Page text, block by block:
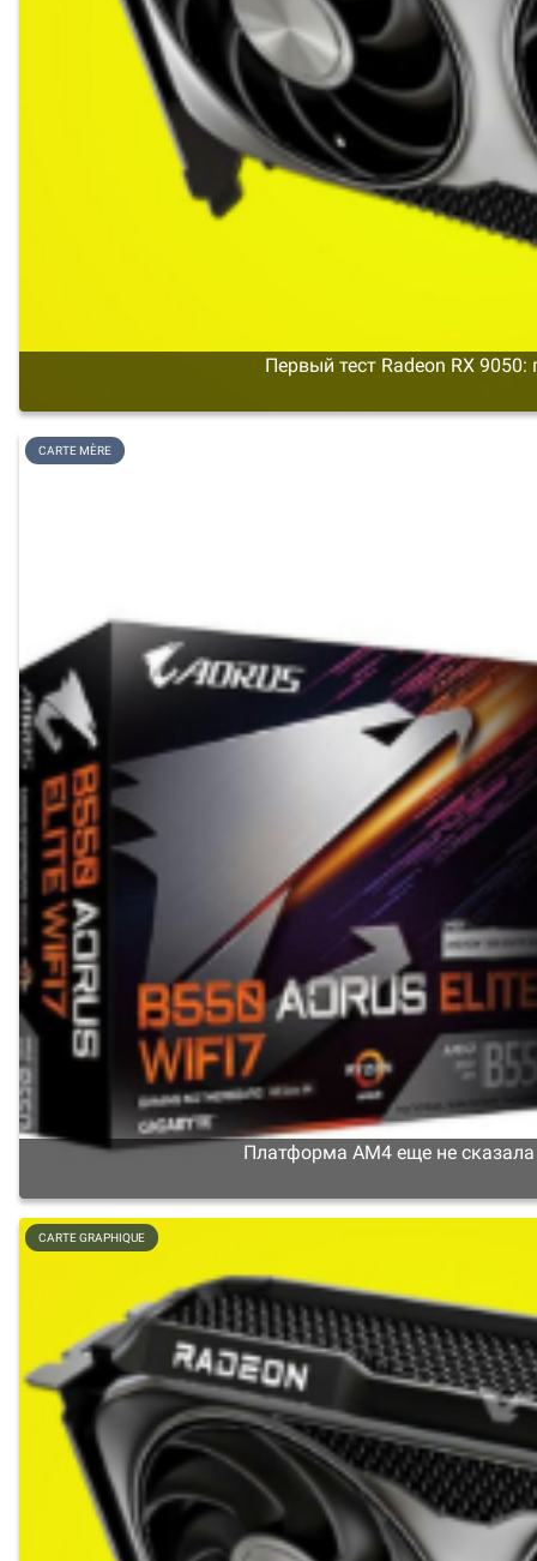
Первый тест Radeon RX
Платформа AM4 еще не сказала
CARTE MÈRE
CARTE GRAPHIQUE